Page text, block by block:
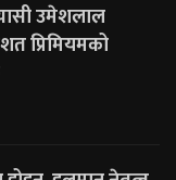
उमेशलाल
प्रिमियमको